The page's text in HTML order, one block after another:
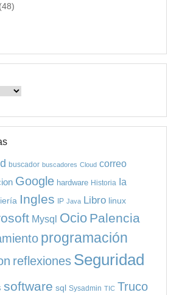
(48)
buscador buscadores Cloud correo
Google hardware Historia Ia
Ingles IP Java Libro linux
Mysql Ocio Palencia
programación
reflexiones Seguridad
software sql Sysadmin TIC Truco